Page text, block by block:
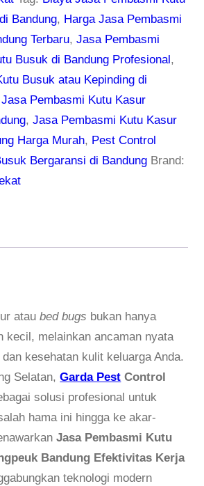
Bandung, Harga Jasa Pembasmi
Terbaru,Jasa Pembasmi
Busuk di Bandung Profesional,
Busuk atau Kepinding di
Jasa Pembasmi Kutu Kasur
,Jasa Pembasmi Kutu Kasur
Harga Murah, Pest Control
Bergaransi di Bandung Brand:
ataubed bugs bukan hanya
kecil, melainkan ancaman nyata
kesehatan kulit keluarga Anda.
Selatan,Garda Pest Control
solusi profesional untuk
hama ini hingga ke akar-
Jasa Pembasmi Kutu
Bandung Efektivitas Kerja
teknologi modern